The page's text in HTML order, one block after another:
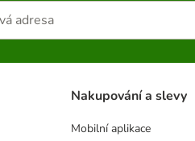
Nakupování a slevy
Mobilní aplikace